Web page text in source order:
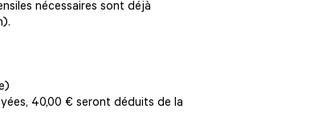
nécessaires sont déjà
40,00 € seront déduits de la